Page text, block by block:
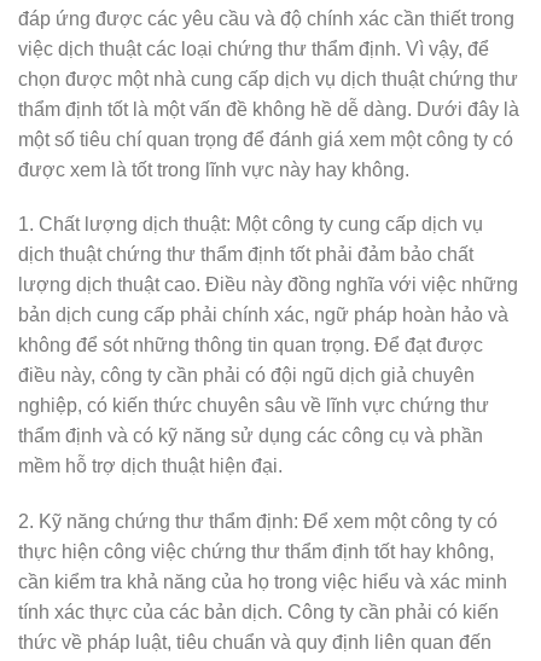
đáp ứng được các yêu cầu và độ chính xác cần thiết trong
việc dịch thuật các loại chứng thư thẩm định. Vì vậy, để
chọn được một nhà cung cấp dịch vụ dịch thuật chứng thư
thẩm định tốt là một vấn đề không hề dễ dàng. Dưới đây là
một số tiêu chí quan trọng để đánh giá xem một công ty có
được xem là tốt trong lĩnh vực này hay không.
1. Chất lượng dịch thuật: Một công ty cung cấp dịch vụ
dịch thuật chứng thư thẩm định tốt phải đảm bảo chất
lượng dịch thuật cao. Điều này đồng nghĩa với việc những
bản dịch cung cấp phải chính xác, ngữ pháp hoàn hảo và
không để sót những thông tin quan trọng. Để đạt được
điều này, công ty cần phải có đội ngũ dịch giả chuyên
nghiệp, có kiến thức chuyên sâu về lĩnh vực chứng thư
thẩm định và có kỹ năng sử dụng các công cụ và phần
mềm hỗ trợ dịch thuật hiện đại.
2. Kỹ năng chứng thư thẩm định: Để xem một công ty có
thực hiện công việc chứng thư thẩm định tốt hay không,
cần kiểm tra khả năng của họ trong việc hiểu và xác minh
tính xác thực của các bản dịch. Công ty cần phải có kiến
thức về pháp luật, tiêu chuẩn và quy định liên quan đến